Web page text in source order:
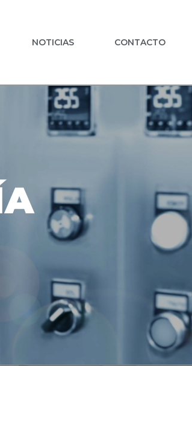
NOTICIAS CONTACTO